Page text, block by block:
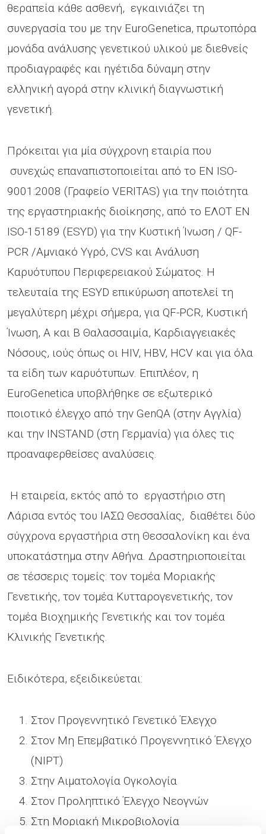
θεραπεία κάθε ασθενή, εγκαινιάζει τη
συνεργασία του με την EuroGenetica, πρωτοπόρα
μονάδα ανάλυσης γενετικού υλικού με διεθνείς
προδιαγραφές και ηγέτιδα δύναμη στην
ελληνική αγορά στην κλινική διαγνωστική
γενετική.
Πρόκειται για μία σύγχρονη εταιρία που
συνεχώς επαναπιστοποιείται από το EN ISO-
9001:2008 (Γραφείο VERITAS) για την ποιότητα
της εργαστηριακής διοίκησης, από το ΕΛΟΤ EN
ISO-15189 (ESYD) για την Κυστική Ίνωση / QF-
PCR /Αμνιακό Υγρό, CVS και Ανάλυση
Καρυότυπου Περιφερειακού Σώματος. Η
τελευταία της ESYD επικύρωση αποτελεί τη
μεγαλύτερη μέχρι σήμερα, για QF-PCR, Κυστική
Ίνωση, Α και Β Θαλασσαιμία, Καρδιαγγειακές
Νόσους, ιούς όπως οι HIV, HBV, HCV και για όλα
τα είδη των καρυότυπων. Επιπλέον, η
EuroGenetica υποβλήθηκε σε εξωτερικό
ποιοτικό έλεγχο από την GenQA (στην Αγγλία)
και την INSTAND (στη Γερμανία) για όλες τις
προαναφερθείσες αναλύσεις.
Η εταιρεία, εκτός από το εργαστήριο στη
Λάρισα εντός του ΙΑΣΩ Θεσσαλίας, διαθέτει δύο
σύγχρονα εργαστήρια στη Θεσσαλονίκη και ένα
υποκατάστημα στην Αθήνα. Δραστηριοποιείται
σε τέσσερις τομείς: τον τομέα Μοριακής
Γενετικής, τον τομέα Κυτταρογενετικής, τον
τομέα Βιοχημικής Γενετικής και τον τομέα
Κλινικής Γενετικής.
Ειδικότερα, εξειδικεύεται:
Στον Προγεννητικό Γενετικό Έλεγχο
Στον Μη Επεμβατικό Προγεννητικό Έλεγχο
(NIPT)
Στην Aιματολογία Ογκολογία
Στον Προληπτικό Έλεγχο Νεογνών
Στη Μοριακή Μικροβιολογία